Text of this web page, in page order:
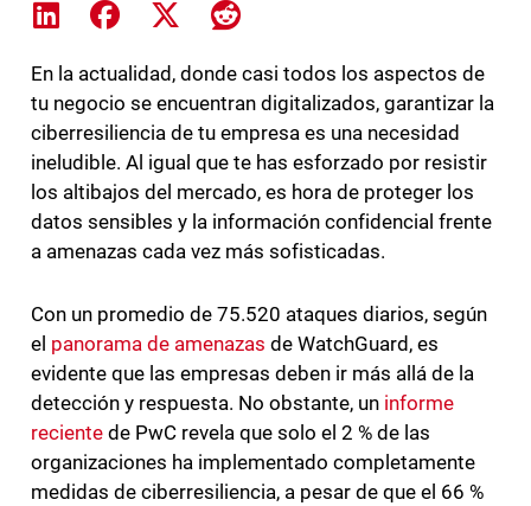
Share on LinkedIn
Share on Facebook
Share on XShare on Reddit
En la actualidad, donde casi todos los aspectos de
tu negocio se encuentran digitalizados, garantizar la
ciberresiliencia de tu empresa es una necesidad
ineludible. Al igual que te has esforzado por resistir
los altibajos del mercado, es hora de proteger los
datos sensibles y la información confidencial frente
a amenazas cada vez más sofisticadas.
Con un promedio de 75.520 ataques diarios, según
el panorama de amenazas de WatchGuard, es
evidente que las empresas deben ir más allá de la
detección y respuesta. No obstante, un informe
recientede PwC revela que solo el 2 % de las
organizaciones ha implementado completamente
medidas de ciberresiliencia, a pesar de que el 66 %